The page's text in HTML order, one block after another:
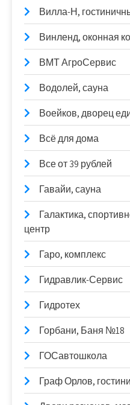
Вилла-Н,
Винленд, оконная
ВМТ АгроСервис
Водолей, сауна
Воейков, дворец
Всё для дома
Все от 39 рублей
Гавайи, сауна
Галактика,
центр
Гаро, комплекс
Гидравлик-Сервис
Гидротех
Горбани, Баня №18
ГОСавтошкола
Граф Орлов,